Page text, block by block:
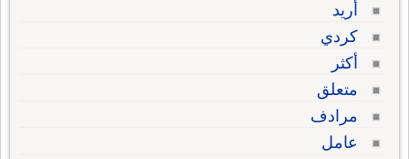
أريد
كردي
أكثر
متعلق
مرادف
عامل